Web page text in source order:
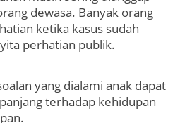
dewasa. Banyak orang
ketika kasus sudah
perhatian publik.
yang dialami anak dapat
terhadap kehidupan